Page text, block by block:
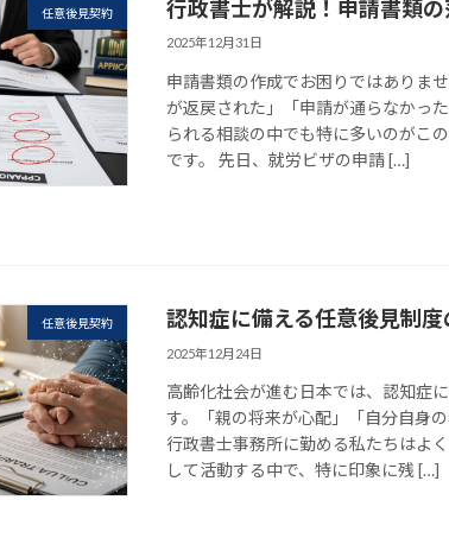
任意後見契約 行政書士が解説！申請書類
2025年12月31日
申請書類の作成でお困りではありま
が返戻された」「申請が通らなかっ
られる相談の中でも特に多いのがこ
です。 先日、就労ビザの申請 […]
任意後見契約 認知症に備える任意後見制
2025年12月24日
高齢化社会が進む日本では、認知症
す。「親の将来が心配」「自分自身
行政書士事務所に勤める私たちはよ
して活動する中で、特に印象に残 […]